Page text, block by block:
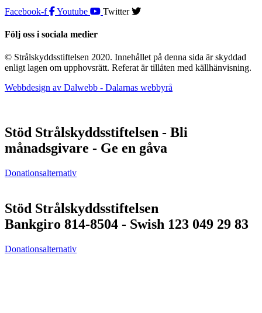
Facebook-f Youtube Twitter
Följ oss i sociala medier
© Strålskyddsstiftelsen 2020. Innehållet på denna sida är skyddad
enligt lagen om upphovsrätt. Referat är tillåten med källhänvisning.
Webbdesign av Dalwebb - Dalarnas webbyrå
Stöd Strålskyddsstiftelsen - Bli
månadsgivare - Ge en gåva
Donationsalternativ
Stöd Strålskyddsstiftelsen
Bankgiro 814-8504 - Swish 123 049 29 83
Donationsalternativ